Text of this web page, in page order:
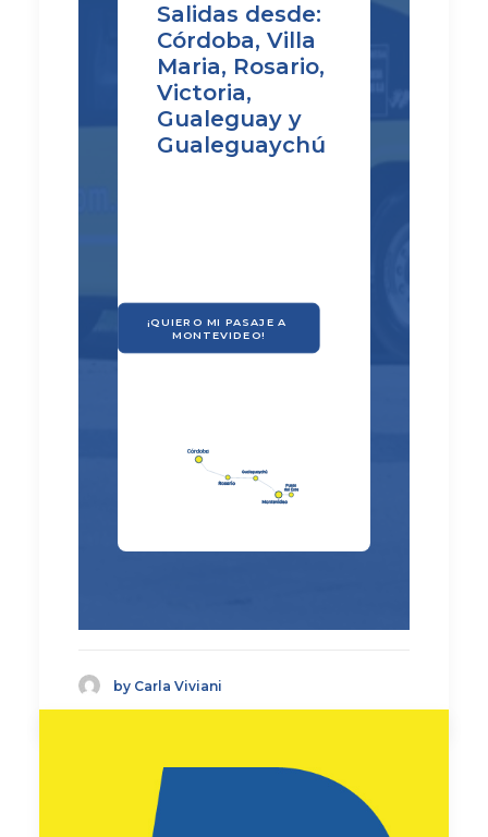
Salidas desde:
Córdoba, Villa
Maria, Rosario,
Victoria,
Gualeguay y
Gualeguaychú
¡QUIERO MI PASAJE A
MONTEVIDEO!
by Carla Viviani